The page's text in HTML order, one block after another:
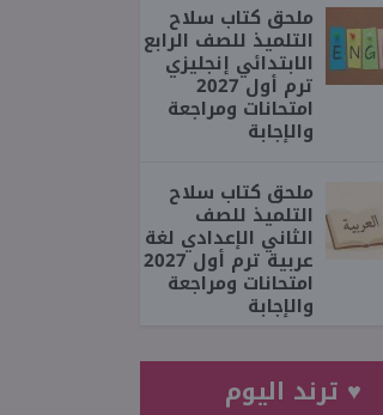
ملحق كتاب سلاح
التلميذ للصف الرابع
الابتدائي إنجليزي
ترم أول 2027
امتحانات ومراجعة
والإجابة
ملحق كتاب سلاح
التلميذ للصف
الثاني الإعدادي لغة
عربية ترم أول 2027
امتحانات ومراجعة
والإجابة
♥ ترند اليوم